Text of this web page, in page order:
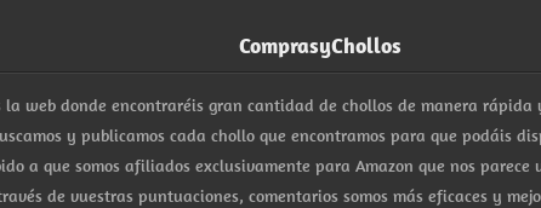
ComprasyChollos
la web donde encontraréis gran cantidad de chollos de manera rápida
y publicamos cada chollo que encontramos para que podáis
a que somos afiliados exclusivamente para Amazon que nos
de vuestras puntuaciones, comentarios somos más eficaces y